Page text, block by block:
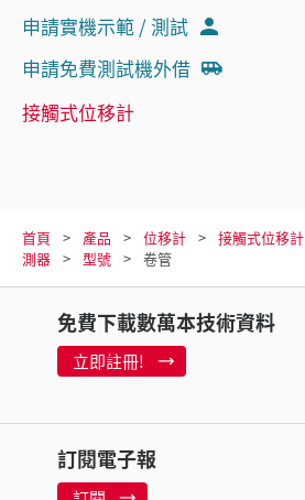
申請實機示範 / 測試
申請免費測試機外借
接觸式位移計
首頁 產品 位移計 接觸式位移計
測器
型號 卷管
免費下載數萬本技術資料
立即註冊!
訂閱電子報